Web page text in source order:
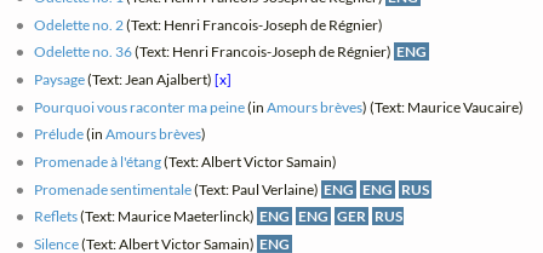
Odelette no. 2(Text: Henri Francois-Joseph de Régnier)
Odelette no. 36(Text: Henri Francois-Joseph de Régnier) ENG
Paysage(Text: Jean Ajalbert)[x]
Pourquoi vous raconter ma peine(inAmours brèves) (Text: Maurice Vaucaire)
Prélude(inAmours brèves)
Promenade à l'étang(Text: Albert Victor Samain)
Promenade sentimentale(Text: Paul Verlaine) ENG ENG RUS
Reflets(Text: Maurice Maeterlinck) ENG ENG GER RUS
Silence(Text: Albert Victor Samain) ENG